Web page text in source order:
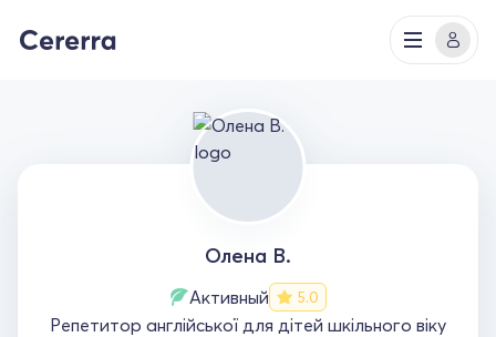
Олена В.
Активный 5.0
Репетитор англійської для дітей шкільного віку